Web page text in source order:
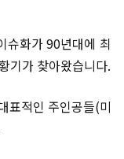
슈화가 90년대에 최
기가 찾아왔습니다.
표적인 주인공들(미